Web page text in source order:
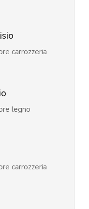
carrozzeria
legno
carrozzeria